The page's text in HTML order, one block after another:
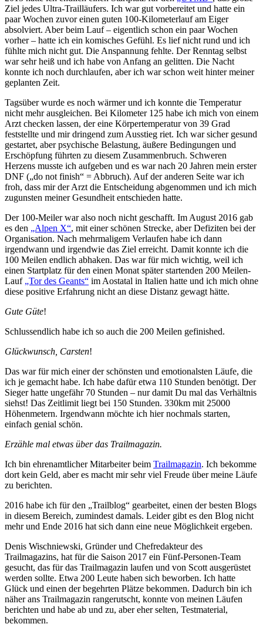
Ziel jedes Ultra-Trailläufers. Ich war gut vorbereitet und hatte ein
paar Wochen zuvor einen guten 100-Kilometerlauf am Eiger
absolviert. Aber beim Lauf – eigentlich schon ein paar Wochen
vorher – hatte ich ein komisches Gefühl. Es lief nicht rund und ich
fühlte mich nicht gut. Die Anspannung fehlte. Der Renntag selbst
war sehr heiß und ich habe von Anfang an gelitten. Die Nacht
konnte ich noch durchlaufen, aber ich war schon weit hinter meiner
geplanten Zeit.
Tagsüber wurde es noch wärmer und ich konnte die Temperatur
nicht mehr ausgleichen. Bei Kilometer 125 habe ich mich von einem
Arzt checken lassen, der eine Körpertemperatur von 39 Grad
feststellte und mir dringend zum Ausstieg riet. Ich war sicher gesund
gestartet, aber psychische Belastung, äußere Bedingungen und
Erschöpfung führten zu diesem Zusammenbruch. Schweren
Herzens musste ich aufgeben und es war nach 20 Jahren mein erster
DNF („do not finish“ = Abbruch). Auf der anderen Seite war ich
froh, dass mir der Arzt die Entscheidung abgenommen und ich mich
zugunsten meiner Gesundheit entschieden hatte.
Der 100-Meiler war also noch nicht geschafft. Im August 2016 gab
es den „Alpen X“, mit einer schönen Strecke, aber Defiziten bei der
Organisation. Nach mehrmaligem Verlaufen habe ich dann
irgendwann und irgendwie das Ziel erreicht. Damit konnte ich die
100 Meilen endlich abhaken. Das war für mich wichtig, weil ich
einen Startplatz für den einen Monat später startenden 200 Meilen-
Lauf „Tor des Geants“ im Aostatal in Italien hatte und ich mich ohne
diese positive Erfahrung nicht an diese Distanz gewagt hätte.
Gute Güte!
Schlussendlich habe ich so auch die 200 Meilen gefinished.
Glückwunsch, Carsten!
Das war für mich einer der schönsten und emotionalsten Läufe, die
ich je gemacht habe. Ich habe dafür etwa 110 Stunden benötigt. Der
Sieger hatte ungefähr 70 Stunden – nur damit Du mal das Verhältnis
siehst! Das Zeitlimit liegt bei 150 Stunden. 330km mit 25000
Höhenmetern. Irgendwann möchte ich hier nochmals starten,
einfach genial schön.
Erzähle mal etwas über das Trailmagazin.
Ich bin ehrenamtlicher Mitarbeiter beim Trailmagazin. Ich bekomme
dort kein Geld, aber es macht mir sehr viel Freude über meine Läufe
zu berichten.
2016 habe ich für den „Trailblog“ gearbeitet, einen der besten Blogs
in diesem Bereich, zumindest damals. Leider gibt es den Blog nicht
mehr und Ende 2016 hat sich dann eine neue Möglichkeit ergeben.
Denis Wischniewski, Gründer und Chefredakteur des
Trailmagazins, hat für die Saison 2017 ein Fünf-Personen-Team
gesucht, das für das Trailmagazin laufen und von Scott ausgerüstet
werden sollte. Etwa 200 Leute haben sich beworben. Ich hatte
Glück und einen der begehrten Plätze bekommen. Dadurch bin ich
näher ans Trailmagazin rangerutscht, konnte von meinen Läufen
berichten und habe ab und zu, aber eher selten, Testmaterial,
bekommen.